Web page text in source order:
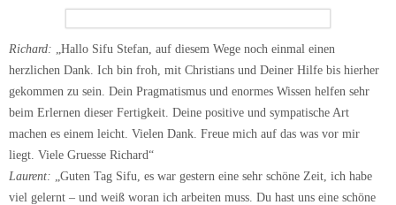
Richard: „Hallo Sifu Stefan, auf diesem Wege noch einmal einen
herzlichen Dank. Ich bin froh, mit Christians und Deiner Hilfe bis hierher
gekommen zu sein. Dein Pragmatismus und enormes Wissen helfen sehr
beim Erlernen dieser Fertigkeit. Deine positive und sympatische Art
machen es einem leicht. Vielen Dank. Freue mich auf das was vor mir
liegt. Viele Gruesse Richard“
Laurent: „Guten Tag Sifu, es war gestern eine sehr schöne Zeit, ich habe
viel gelernt – und weiß woran ich arbeiten muss. Du hast uns eine schöne